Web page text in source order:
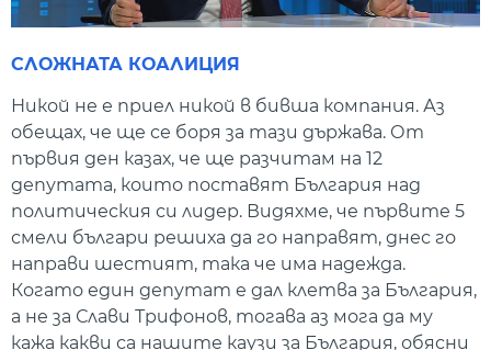
СЛОЖНАТА КОАЛИЦИЯ
Никой не е приел никой в бивша компания. Аз
обещах, че ще се боря за тази държава. От
първия ден казах, че ще разчитам на 12
депутата, които поставят България над
политическия си лидер. Видяхме, че първите 5
смели българи решиха да го направят, днес го
направи шестият, така че има надежда.
Когато един депутат е дал клетва за България,
а не за Слави Трифонов, тогава аз мога да му
кажа какви са нашите каузи за България, обясни